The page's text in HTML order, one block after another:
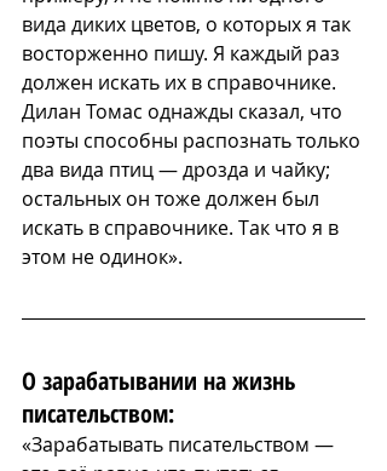
вида диких цветов, о которых я так
восторженно пишу. Я каждый раз
должен искать их в справочнике.
Дилан Томас однажды сказал, что
поэты способны распознать только
два вида птиц — дрозда и чайку;
остальных он тоже должен был
искать в справочнике. Так что я в
этом не одинок».
О зарабатывании на жизнь
писательством:
«Зарабатывать писательством —